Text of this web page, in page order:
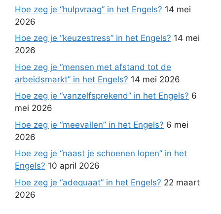
Hoe zeg je “hulpvraag” in het Engels? 14 mei
2026
Hoe zeg je “keuzestress” in het Engels? 14 mei
2026
Hoe zeg je “mensen met afstand tot de
arbeidsmarkt” in het Engels? 14 mei 2026
Hoe zeg je “vanzelfsprekend” in het Engels? 6
mei 2026
Hoe zeg je “meevallen” in het Engels? 6 mei
2026
Hoe zeg je “naast je schoenen lopen” in het
Engels? 10 april 2026
Hoe zeg je “adequaat” in het Engels? 22 maart
2026